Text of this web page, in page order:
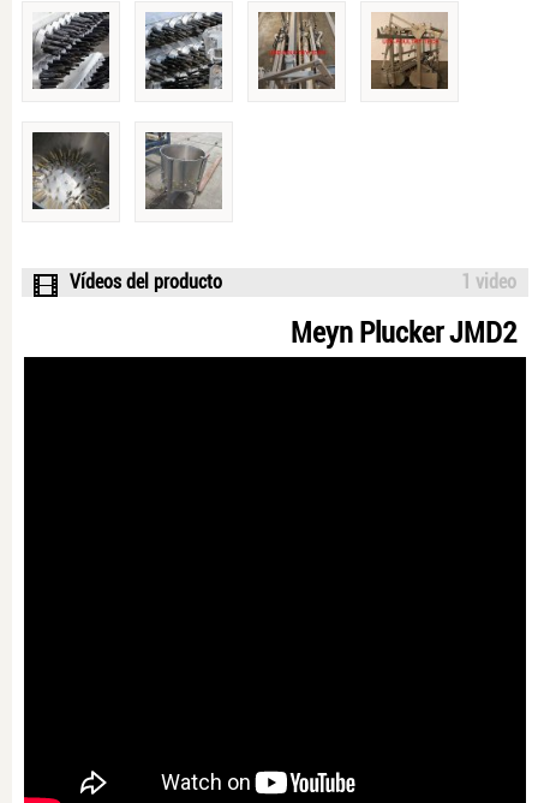
Vídeos del producto 1 video
Meyn Plucker JMD2